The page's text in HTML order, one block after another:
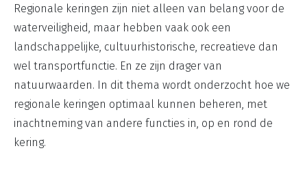
Regionale keringen zijn niet alleen van belang voor de
waterveiligheid, maar hebben vaak ook een
landschappelijke, cultuurhistorische, recreatieve dan
wel transportfunctie. En ze zijn drager van
natuurwaarden. In dit thema wordt onderzocht hoe we
regionale keringen optimaal kunnen beheren, met
inachtneming van andere functies in, op en rond de
kering.